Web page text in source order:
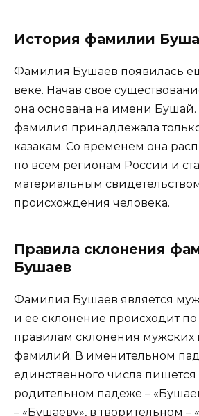
История фамилии
Фамилия Бушаев появилась
веке. Начав свое
она основана на имени Бушай.
фамилия принадлежала
казакам. Со временем она
по всем регионам России и
материальным
происхождения человека.
Правила склонения
Бушаев
Фамилия Бушаев является
и ее склонение происходит
правилам склонения
фамилий. В именительном
единственного числа пишется
родительном падеже –
– «Бушаеву», в творительном –